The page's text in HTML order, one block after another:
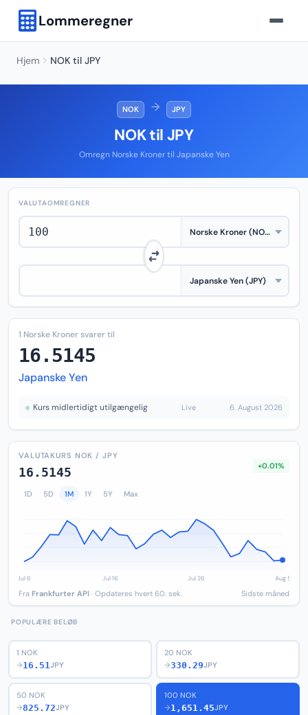
Lommeregner
Hjem NOK til JPY
NOK → JPY
NOK til JPY
Omregn Norske Kroner til Japanske Yen
VALUTAOMREGNER
1 Norske Kroner svarer til
16.5145
Japanske Yen
Kurs midlertidigt utilgængelig Live 6. August 2026
VALUTAKURS NOK / JPY
16.5145 +0.01%
1D 5D 1M 1Y 5Y Max
Fra Frankfurter API · Opdateres hvert 60. sek. Sidste måned
POPULÆRE BELØB
1 NOK
→16.51JPY
20 NOK
→330.29JPY
50 NOK
→825.72JPY
100 NOK
→1,651.45JPY